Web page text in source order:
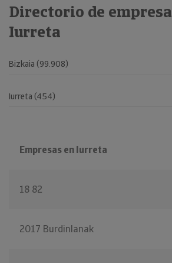
Directorio de
Iurreta
Empresas en Iurreta
18 82
2017 Burdinlanak